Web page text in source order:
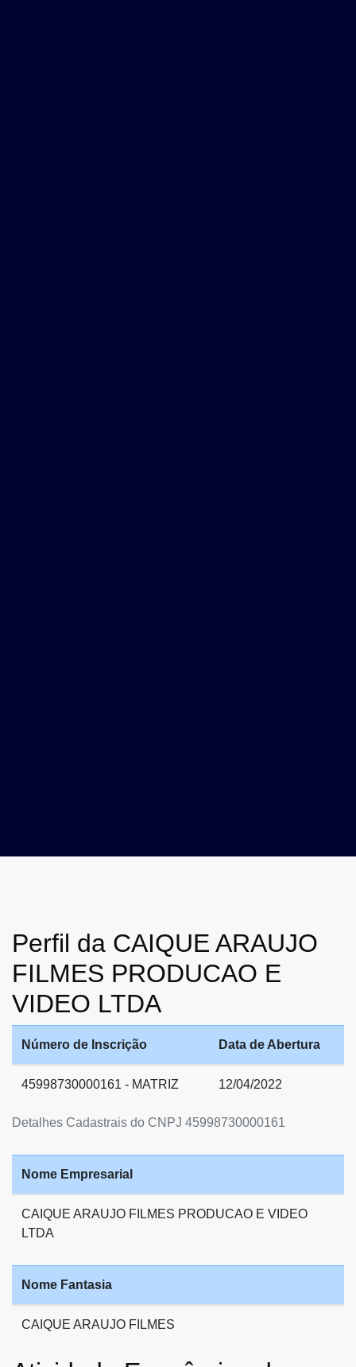
Perfil da CAIQUE ARAUJO
FILMES PRODUCAO E
VIDEO LTDA
Detalhes Cadastrais do CNPJ 45998730000161
Número de Inscrição Data de Abertura
45998730000161 - MATRIZ 12/04/2022
Nome Empresarial
CAIQUE ARAUJO FILMES PRODUCAO E VIDEO
LTDA
Nome Fantasia
CAIQUE ARAUJO FILMES